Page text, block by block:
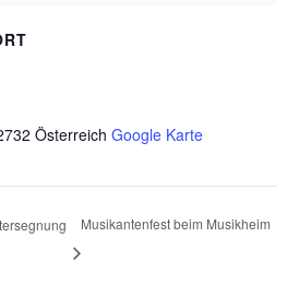
Österreich Google Karte
Musikantenfest beim Musikheim